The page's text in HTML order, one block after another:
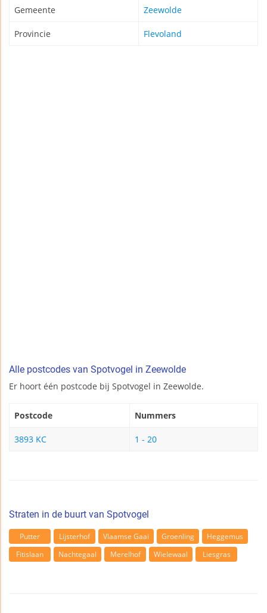
Gemeente Zeewolde
Provincie Flevoland
Alle postcodes van Spotvogel in Zeewolde
Er hoort één postcode bij Spotvogel in Zeewolde.
Postcode Nummers
3893 KC 1 - 20
Straten in de buurt van Spotvogel
Putter Lijsterhof Vlaamse Gaai Groenling
Heggemus
Fitislaan
Nachtegaal Merelhof Wielewaal Liesgras